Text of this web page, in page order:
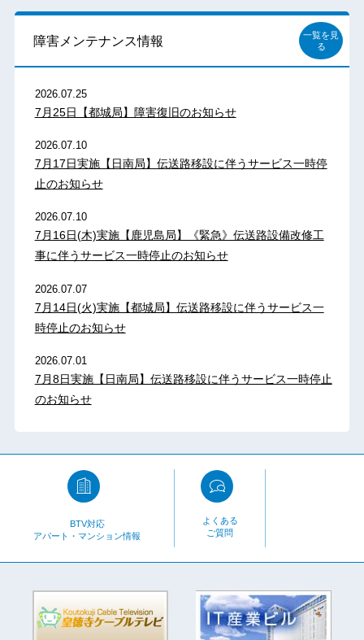
障害メンテナンス情報
一覧を見
る
2026.07.25
7月25日【都城局】障害復旧のお知らせ
2026.07.10
7月17日実施【日南局】伝送路移設に伴うサービス一時停
止のお知らせ
2026.07.10
7月16日(木)実施【鹿児島局】《緊急》伝送路設備改修工
事に伴うサービス一時停止のお知らせ
2026.07.07
7月14日(火)実施【都城局】伝送路移設に伴うサービス一
時停止のお知らせ
2026.07.01
7月8日実施【日南局】伝送路移設に伴うサービス一時停止
のお知らせ
BTV対応
アパート・マンション情報
よくある
ご質問